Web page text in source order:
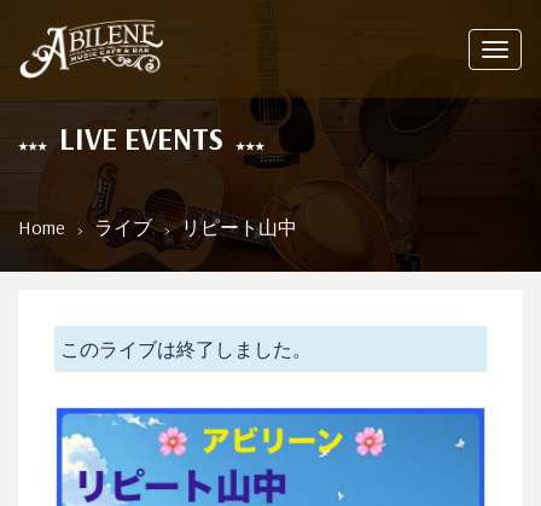
LIVE EVENTS
Home ライブ リピート山中
このライブは終了しました。